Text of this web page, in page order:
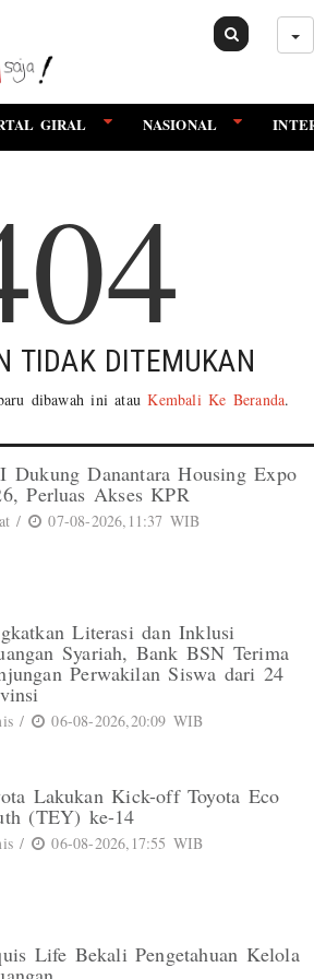
GIRAL NASIONAL
TIDAK DITEMUKAN
dibawah ini atauKembali Ke Beranda.
Dukung Danantara Housing Expo
Perluas Akses KPR
/ 07-08-2026,11:37 WIB
Literasi dan Inklusi
Syariah, Bank BSN Terima
Perwakilan Siswa dari 24
/ 06-08-2026,20:09 WIB
Lakukan Kick-off Toyota Eco
(TEY) ke-14
/ 06-08-2026,17:55 WIB
Life Bekali Pengetahuan Kelola